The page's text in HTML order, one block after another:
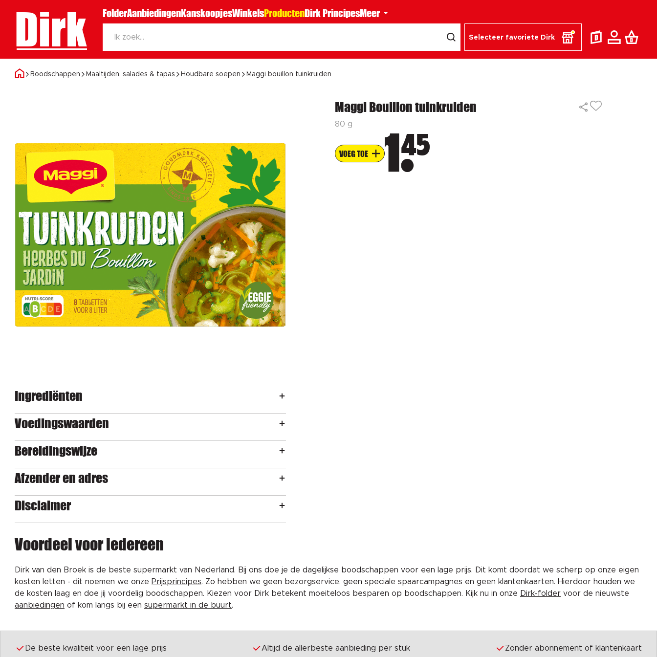
Dirk FolderAanbiedingenKanskoopjesWinkelsProductenDirk PrincipesMeer
Selecteer favoriete Dirk
Boodschappen Maaltijden, salades & tapas Houdbare soepen Maggi bouillon tuinkruiden
Maggi Bouillon tuinkruiden
80 g
VOEG TOE 1 45
Ingrediënten
Voedingswaarden
Bereidingswijze
Afzender en adres
Disclaimer
Voordeel voor iedereen
Dirk van den Broek is de beste supermarkt van Nederland. Bij ons doe je de dagelijkse boodschappen voor een lage prijs. Dit komt doordat we scherp op onze eigen
kosten letten - dit noemen we onze Prijsprincipes. Zo hebben we geen bezorgservice, geen speciale spaarcampagnes en geen klantenkaarten. Hierdoor houden we
de kosten laag en doe jij voordelig boodschappen. Kiezen voor Dirk betekent moeiteloos besparen op boodschappen. Kijk nu in onze Dirk-folder voor de nieuwste
aanbiedingen of kom langs bij een supermarkt in de buurt.
De beste kwaliteit voor een lage prijs Altijd de allerbeste aanbieding per stuk Zonder abonnement of klantenkaart